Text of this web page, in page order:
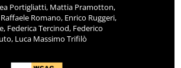
Portigliatti, Mattia Pramotton,
Romano, Enrico Ruggeri,
Federica Tercinod, Federico
Luca Massimo Trifilò